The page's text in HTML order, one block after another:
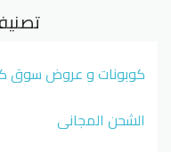
كوبونات و عروض سوق
الشحن المجاني